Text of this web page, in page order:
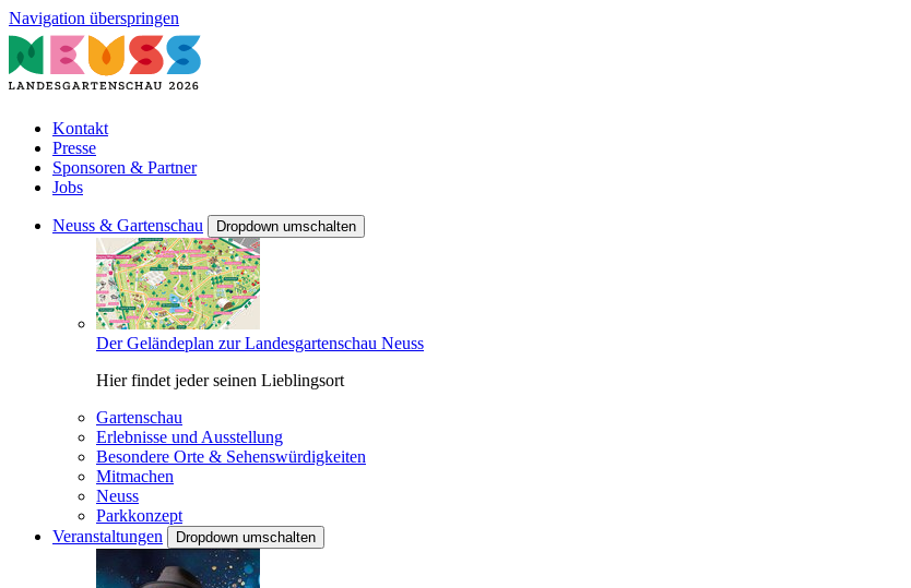
Navigation überspringen
Kontakt
Presse
Sponsoren & Partner
Jobs
Neuss & Gartenschau Dropdown umschalten
Der Geländeplan zur Landesgartenschau Neuss
Hier findet jeder seinen Lieblingsort
Gartenschau
Erlebnisse und Ausstellung
Besondere Orte & Sehenswürdigkeiten
Mitmachen
Neuss
Parkkonzept
Veranstaltungen
Dropdown umschalten